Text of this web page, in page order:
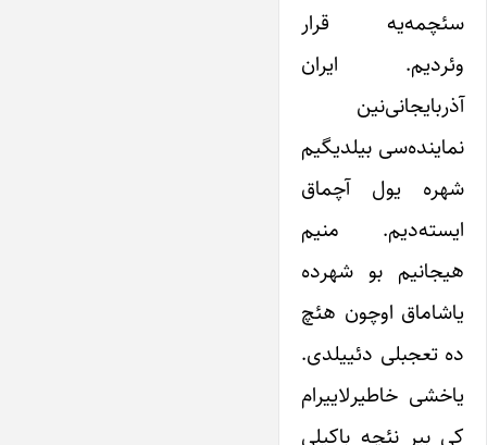
سئچمه‌یه قرار
وئردیم. ایران
آذربایجانی‌نین
نماینده‌سی بیلدیگیم
شهره یول آچماق
ایسته‌دیم. منیم
هیجانیم بو شهرده
یاشاماق اوچون هئچ
ده تعجبلی دئییلدی.
یاخشی خاطیرلاییرام
کی بیر نئچه باکیلی